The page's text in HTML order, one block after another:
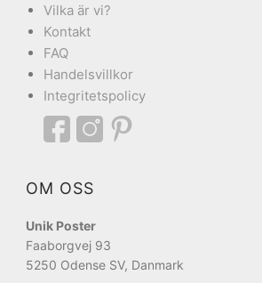
Vilka är vi?
Kontakt
FAQ
Handelsvillkor
Integritetspolicy
OM OSS
Unik Poster
Faaborgvej 93
5250 Odense SV, Danmark